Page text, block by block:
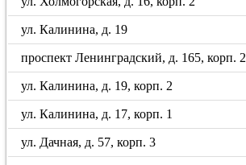
ул. Калинина, д. 19
проспект Ленинградский, д. 165, корп. 2
ул. Калинина, д. 19, корп. 2
ул. Калинина, д. 17, корп. 1
ул. Дачная, д. 57, корп. 3